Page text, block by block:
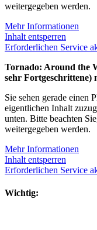
weitergegeben werden.
Mehr Informationen
Inhalt entsperren
Erforderlichen Service
Tornado: Around the
sehr Fortgeschrittene)
Sie sehen gerade einen
eigentlichen Inhalt
unten. Bitte beachten
weitergegeben werden.
Mehr Informationen
Inhalt entsperren
Erforderlichen Service
Wichtig: